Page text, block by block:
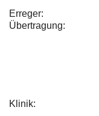
Erreger:
Übertragung:
Klinik: